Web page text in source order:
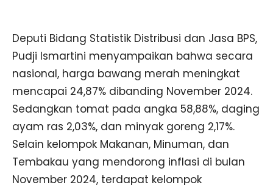
Deputi Bidang Statistik Distribusi dan Jasa BPS,
Pudji Ismartini menyampaikan bahwa secara
nasional, harga bawang merah meningkat
mencapai 24,87% dibanding November 2024.
Sedangkan tomat pada angka 58,88%, daging
ayam ras 2,03%, dan minyak goreng 2,17%.
Selain kelompok Makanan, Minuman, dan
Tembakau yang mendorong inflasi di bulan
November 2024, terdapat kelompok